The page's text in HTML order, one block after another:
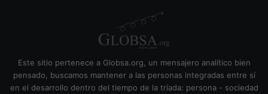
Este sitio pertenece a Globsa.org, un mensajero analítico bien
pensado, buscamos mantener a las personas integradas entre sí
en el desarrollo dentro del tiempo de la tríada: persona - sociedad